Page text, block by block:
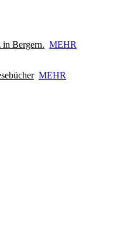
in Bergern. MEHR
MEHR